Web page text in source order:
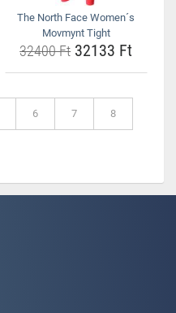
The North Face Women´s
Movmynt Tight
32400 Ft32133 Ft
6 7 8